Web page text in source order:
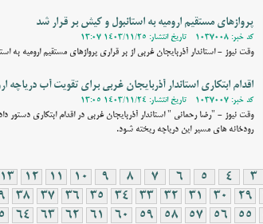
پروازهای مستقیم ارومیه به استانبول و کیش بر قرار شد
کد خبر: 1037008 - تاریخ انتشار: 1403/11/25 13:07
وقت نیوز - استاندار آذربایجان غربی از بر قراری پروازهای مستقیم ارومیه به
اقدام ابتکاری استاندار آذربایجان غربی برای تقویت آب دریاچه
کد خبر: 1037007 - تاریخ انتشار: 1403/11/24 13:05
وقت نیوز - "رضا رحمانی " استاندار آذربایجان غربی در اقدام ابتکاری دستور
رودخانه های مسیر این دریاچه ریخته شود.
3
4
5
6
7
8
9
10
11
12
13
29
30
31
32
33
34
35
36
37
38
55
56
57
58
59
60
61
62
63
64